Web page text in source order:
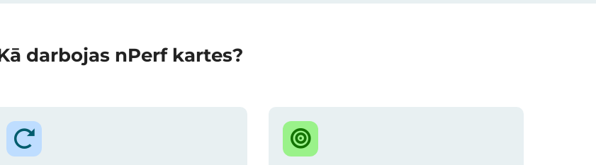
darbojas nPerf kartes?